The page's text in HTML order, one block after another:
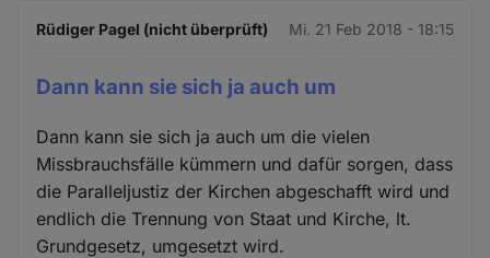
Rüdiger Pagel (nicht überprüft) Mi. 21 Feb 2018 - 18:15
Dann kann sie sich ja auch um
Dann kann sie sich ja auch um die vielen
Missbrauchsfälle kümmern und dafür sorgen, dass
die Paralleljustiz der Kirchen abgeschafft wird und
endlich die Trennung von Staat und Kirche, lt.
Grundgesetz, umgesetzt wird.